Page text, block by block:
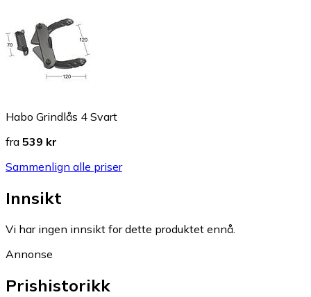
Habo Grindlås 4 Svart
fra 539 kr
Sammenlign alle priser
Innsikt
Vi har ingen innsikt for dette produktet ennå.
Annonse
Prishistorikk